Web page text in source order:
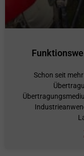
Schon seit